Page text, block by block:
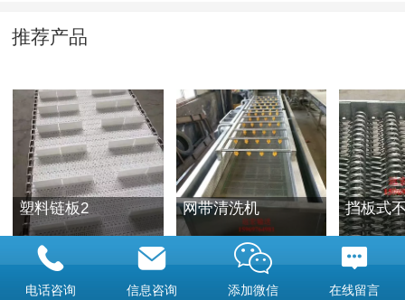
推荐产品
塑料链板2 网带清洗机 挡板式
电话咨询 信息咨询 添加微信 在线留言